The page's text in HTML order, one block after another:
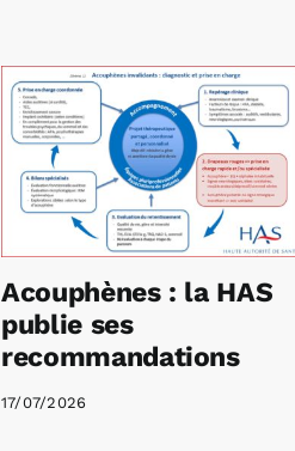
Acouphènes : la HAS
publie ses
recommandations
17/07/2026